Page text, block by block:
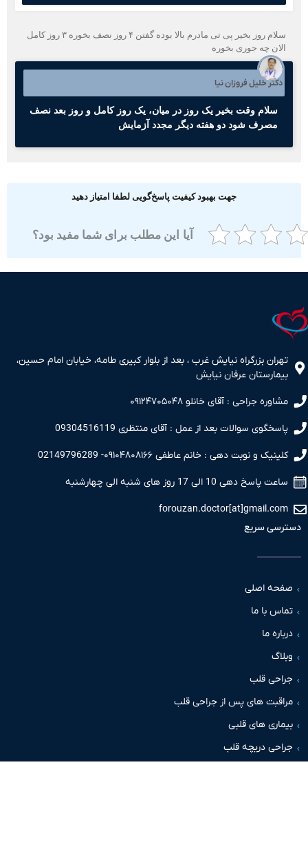
سلام روز بخیر پی تی مادرم بالا بوده گفتن ۴ روز نصف بخوره ۳ روز کامل
چه جوری بخوره
دکتر خلیل فروزان نیا
سلام وقت بخیر یک روز در میان، یک روز کامل و روز بعد نصف
مصرف شود دو هفته دیگر مجدد آزمایش
جهت بهبود کیفیت پاسخ‌گویی لطفا امتیاز دهید
آیا این مطلب برای شما مفید بود؟
بزرگراه نیایش غرب ، بعد از بلوار کبیری طامه، خیابان امام حسین،
عرفان نیایش
جراحی : آقای خانلو ۰۹۱۲۴۷۰۵۰۴۸
سوالات بعد از عمل : آقای منتظری 09304516119
و نوبت دهی : خانم عاطفی ۰۹۱۰۴۸۰۸۱۶۶- 02149796289
دهی 10 الی 17 روز های شنبه الی چهارشنبه
سریع
اصلی
با ما
ما
قلب
های پس از جراحی قلب
های قلبی
دریچه قلب